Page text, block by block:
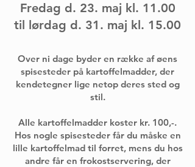
Fredag d. 23. maj kl. 11.00
til lørdag d. 31. maj kl. 15.00
Over ni dage byder en række af øens
spisesteder på kartoffelmadder, der
kendetegner lige netop deres sted og
stil.
Alle kartoffelmadder koster kr. 100,-.
Hos nogle spisesteder får du måske en
lille kartoffelmad til forret, mens du hos
andre får en frokostservering, der